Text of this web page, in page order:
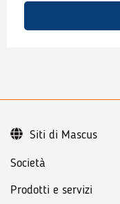
Società
Prodotti e servizi
Siti di Mascus